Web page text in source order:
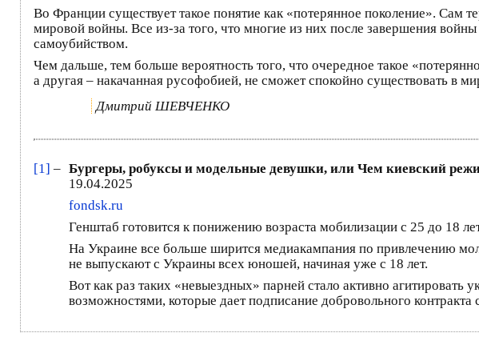
Во Франции существует такое понятие как «потерянное поколение». Сам
мировой войны. Все из-за того, что многие из них после завершения
самоубийством.
Чем дальше, тем больше вероятность того, что очередное такое
а другая – накачанная русофобией, не сможет спокойно существовать в
Дмитрий ШЕВЧЕНКО
[1] – Бургеры, робуксы и модельные девушки, или Чем киевский
19.04.2025
fondsk.ru
Генштаб готовится к понижению возраста мобилизации с 25 до 18
На Украине все больше ширится медиакампания по привлечению
не выпускают с Украины всех юношей, начиная уже с 18 лет.
Вот как раз таких «невыездных» парней стало активно
возможностями, которые дает подписание добровольного